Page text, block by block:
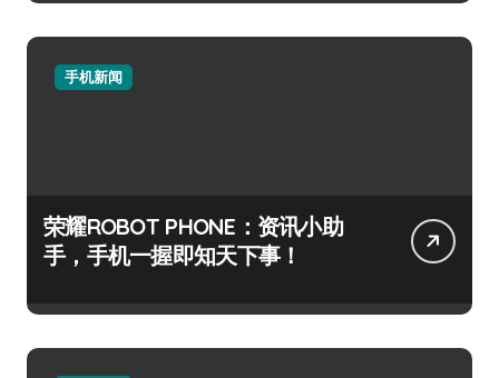
手机新闻
荣耀ROBOT PHONE：资讯小助
手，手机一握即知天下事！